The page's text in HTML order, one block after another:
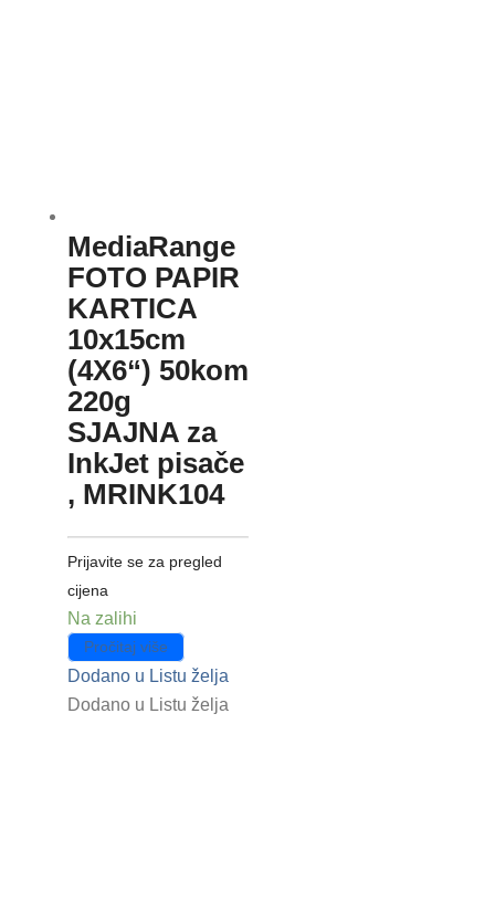
MediaRange
FOTO PAPIR
KARTICA
10x15cm
(4X6“) 50kom
220g
SJAJNA za
InkJet pisače
, MRINK104
Prijavite se za pregled
cijena
Na zalihi
Pročitaj više
Dodano u Listu želja
Dodano u Listu želja